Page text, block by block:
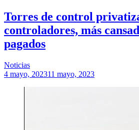
Torres de control
controladores, más
pagados
Noticias
4 mayo, 202311 mayo, 2023